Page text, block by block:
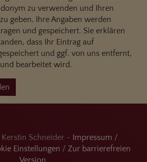
zu verwenden und Ihren
geben. Ihre Angaben werden
und gespeichert. Sie erklären
dass Ihr Eintrag auf
und ggf. von uns entfernt,
bearbeitet wird.
Schneider - Impressum /
Einstellungen / Zur barrierefreien
Version